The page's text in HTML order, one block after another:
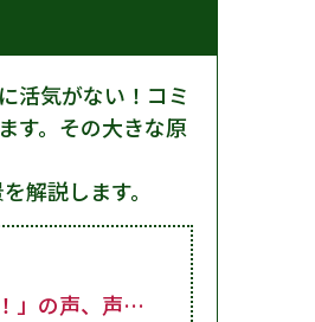
活気がない！コミ
す。その大きな原
解説します。
」の声、声…